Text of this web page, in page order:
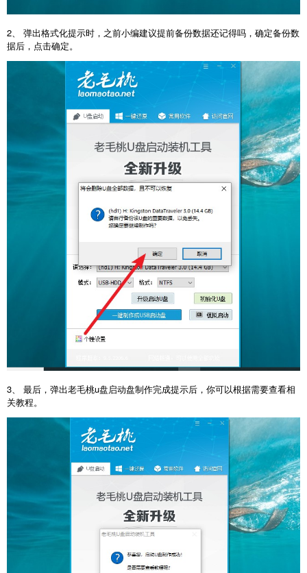
2、 弹出格式化提示时，之前小编建议提前备份数据还记得吗，确定备份数
据后，点击确定。
3、 最后，弹出老毛桃u盘启动盘制作完成提示后，你可以根据需要查看相
关教程。